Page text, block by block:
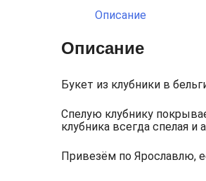
Описание
Описание
Букет из клубники в
Спелую клубнику
клубника всегда спелая
Привезём по Ярославлю,